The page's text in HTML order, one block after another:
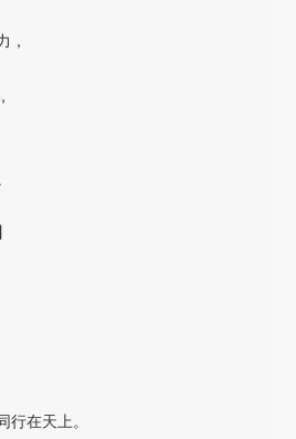
，
行在天上。